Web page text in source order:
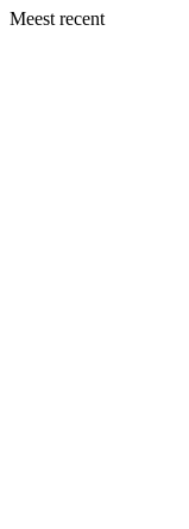
Meest recent